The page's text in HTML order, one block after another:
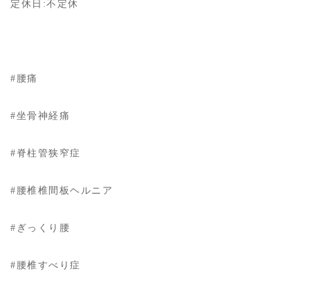
定休日:不定休
#腰痛
#坐骨神経痛
#脊柱管狭窄症
#腰椎椎間板ヘルニア
#ぎっくり腰
#腰椎すべり症